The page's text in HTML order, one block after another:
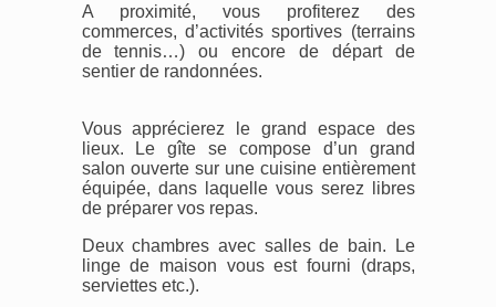
A proximité, vous profiterez des
commerces, d’activités sportives (terrains
de tennis…) ou encore de départ de
sentier de randonnées.
Vous apprécierez le grand espace des
lieux. Le gîte se compose d’un grand
salon ouverte sur une cuisine entièrement
équipée, dans laquelle vous serez libres
de préparer vos repas.
Deux chambres avec salles de bain. Le
linge de maison vous est fourni (draps,
serviettes etc.).